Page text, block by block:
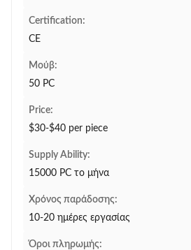
Certification:
CE
Μούβ:
50 PC
Price:
$30-$40 per piece
Supply Ability:
15000 PC το μήνα
Χρόνος παράδοσης:
10-20 ημέρες εργασίας
Όροι πληρωμής: